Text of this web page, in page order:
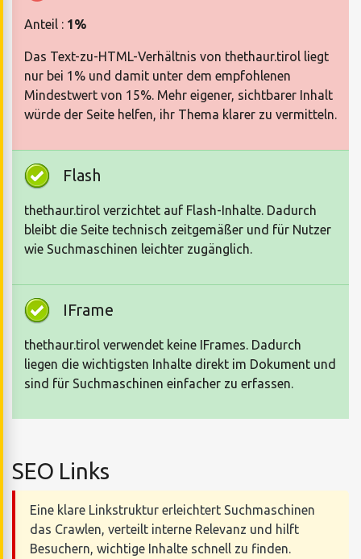
Anteil : 1%
Das Text-zu-HTML-Verhältnis von thethaur.tirol liegt
nur bei 1% und damit unter dem empfohlenen
Mindestwert von 15%. Mehr eigener, sichtbarer Inhalt
würde der Seite helfen, ihr Thema klarer zu vermitteln.
Flash
thethaur.tirol verzichtet auf Flash-Inhalte. Dadurch
bleibt die Seite technisch zeitgemäßer und für Nutzer
wie Suchmaschinen leichter zugänglich.
IFrame
thethaur.tirol verwendet keine IFrames. Dadurch
liegen die wichtigsten Inhalte direkt im Dokument und
sind für Suchmaschinen einfacher zu erfassen.
SEO Links
Eine klare Linkstruktur erleichtert Suchmaschinen
das Crawlen, verteilt interne Relevanz und hilft
Besuchern, wichtige Inhalte schnell zu finden.